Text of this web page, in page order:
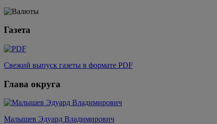
Газета
Свежий выпуск газеты в формате PDF
Глава округа
Малышев Эдуард Владимирович